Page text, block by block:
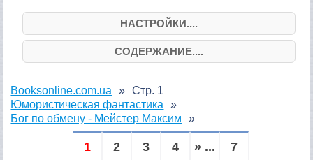
НАСТРОЙКИ....
СОДЕРЖАНИЕ....
Booksonline.com.ua
Юмористическая фантастика
Бог по обмену - Мейстер Максим
Стр. 1
1 2 3 4 » ... 7